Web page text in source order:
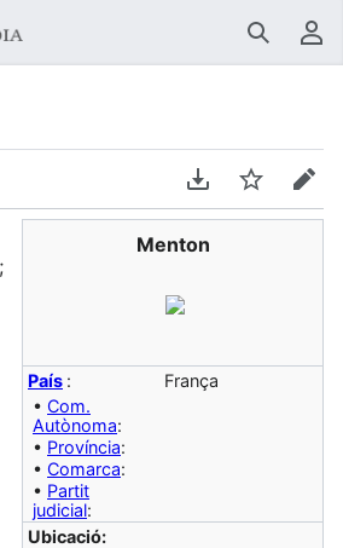
Buscar
Descarregar en
Vigilar
Menton
País :
França
• Com.
Autònoma:
• Província:
• Comarca:
• Partit
judicial:
Ubicació:
;